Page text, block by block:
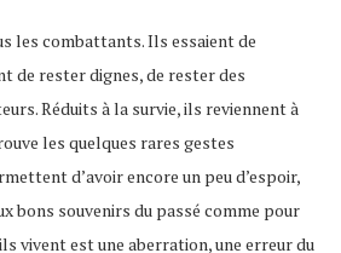
les combattants. Ils essaient de
de rester dignes, de rester des
Réduits à la survie, ils reviennent à
les quelques rares gestes
d’avoir encore un peu d’espoir,
bons souvenirs du passé comme pour
vivent est une aberration, une erreur du